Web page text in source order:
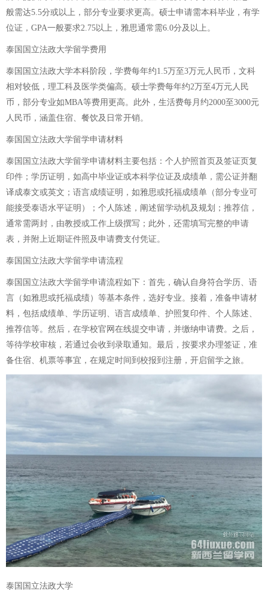
般需达5.5分或以上，部分专业要求更高。硕士申请需本科毕业，有学
位证，GPA一般要求2.75以上，雅思通常需6.0分及以上。
泰国国立法政大学留学费用
泰国国立法政大学本科阶段，学费每年约1.5万至3万元人民币，文科
相对较低，理工科及医学类偏高。硕士学费每年约2万至4万元人民
币，部分专业如MBA等费用更高。此外，生活费每月约2000至3000元
人民币，涵盖住宿、餐饮及日常开销。
泰国国立法政大学留学申请材料
泰国国立法政大学留学申请材料主要包括：个人护照首页及签证页复
印件；学历证明，如高中毕业证或本科学位证及成绩单，需公证并翻
译成泰文或英文；语言成绩证明，如雅思或托福成绩单（部分专业可
能接受泰语水平证明）；个人陈述，阐述留学动机及规划；推荐信，
通常需两封，由教授或工作上级撰写；此外，还需填写完整的申请
表，并附上近期证件照及申请费支付凭证。
泰国国立法政大学留学申请流程
泰国国立法政大学留学申请流程如下：首先，确认自身符合学历、语
言（如雅思或托福成绩）等基本条件，选好专业。接着，准备申请材
料，包括成绩单、学历证明、语言成绩单、护照复印件、个人陈述、
推荐信等。然后，在学校官网在线提交申请，并缴纳申请费。之后，
等待学校审核，若通过会收到录取通知。最后，按要求办理签证，准
备住宿、机票等事宜，在规定时间到校报到注册，开启留学之旅。
泰国国立法政大学